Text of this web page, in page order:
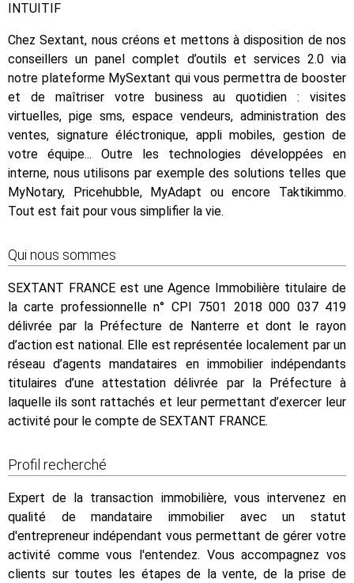
INTUITIF
Chez Sextant, nous créons et mettons à disposition de nos
conseillers un panel complet d’outils et services 2.0 via
notre plateforme MySextant qui vous permettra de booster
et de maîtriser votre business au quotidien : visites
virtuelles, pige sms, espace vendeurs, administration des
ventes, signature éléctronique, appli mobiles, gestion de
votre équipe... Outre les technologies développées en
interne, nous utilisons par exemple des solutions telles que
MyNotary, Pricehubble, MyAdapt ou encore Taktikimmo.
Tout est fait pour vous simplifier la vie.
Qui nous sommes
SEXTANT FRANCE est une Agence Immobilière titulaire de
la carte professionnelle n° CPI 7501 2018 000 037 419
délivrée par la Préfecture de Nanterre et dont le rayon
d’action est national. Elle est représentée localement par un
réseau d’agents mandataires en immobilier indépendants
titulaires d’une attestation délivrée par la Préfecture à
laquelle ils sont rattachés et leur permettant d’exercer leur
activité pour le compte de SEXTANT FRANCE.
Profil recherché
Expert de la transaction immobilière, vous intervenez en
qualité de mandataire immobilier avec un statut
d'entrepreneur indépendant vous permettant de gérer votre
activité comme vous l'entendez. Vous accompagnez vos
clients sur toutes les étapes de la vente, de la prise de